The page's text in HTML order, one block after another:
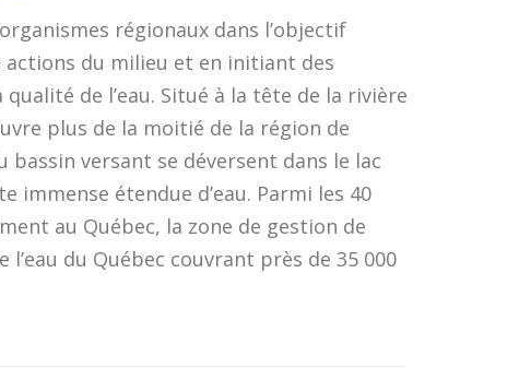
régionaux dans l’objectif
actions du milieu et en initiant des
de l’eau. Situé à la tête de la rivière
plus de la moitié de la région de
bassin versant se déversent dans le lac
immense étendue d’eau. Parmi les 40
au Québec, la zone de gestion de
du Québec couvrant près de 35 000